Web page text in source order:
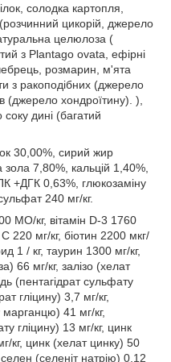
солодка картопля,
цикорій, джерело
целюлоза (
з Plantago ovata, ефірні
розмарин, м'ята
з ракоподібних (джерело
(джерело хондроїтину). ),
соку дині (багатий
30,00%, сирий жир
7,80%, кальцій 1,40%,
+ДГК 0,63%, глюкозаміну
240 мг/кг.
МО/кг, вітамін D-3 1760
220 мг/кг, біотин 2200 мкг/
1 / кг, таурин 1300 мг/кг,
66 мг/кг, залізо (хелат
(пентагідрат сульфату
гліцину) 3,7 мг/кг,
41 мг/кг,
гліцину) 13 мг/кг, цинк
кг, цинк (хелат цинку) 50
(селеніт натрію) 0,12